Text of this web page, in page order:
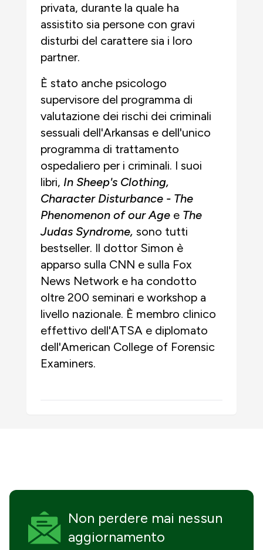
privata, durante la quale ha
assistito sia persone con gravi
disturbi del carattere sia i loro
partner.
È stato anche psicologo
supervisore del programma di
valutazione dei rischi dei criminali
sessuali dell'Arkansas e dell'unico
programma di trattamento
ospedaliero per i criminali. I suoi
libri, In Sheep's Clothing,
Character Disturbance - The
Phenomenon of our Age e The
Judas Syndrome, sono tutti
bestseller. Il dottor Simon è
apparso sulla CNN e sulla Fox
News Network e ha condotto
oltre 200 seminari e workshop a
livello nazionale. È membro clinico
effettivo dell'ATSA e diplomato
dell'American College of Forensic
Examiners.
Non perdere mai nessun
aggiornamento